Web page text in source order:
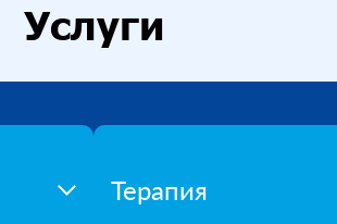
Услуги
Терапия